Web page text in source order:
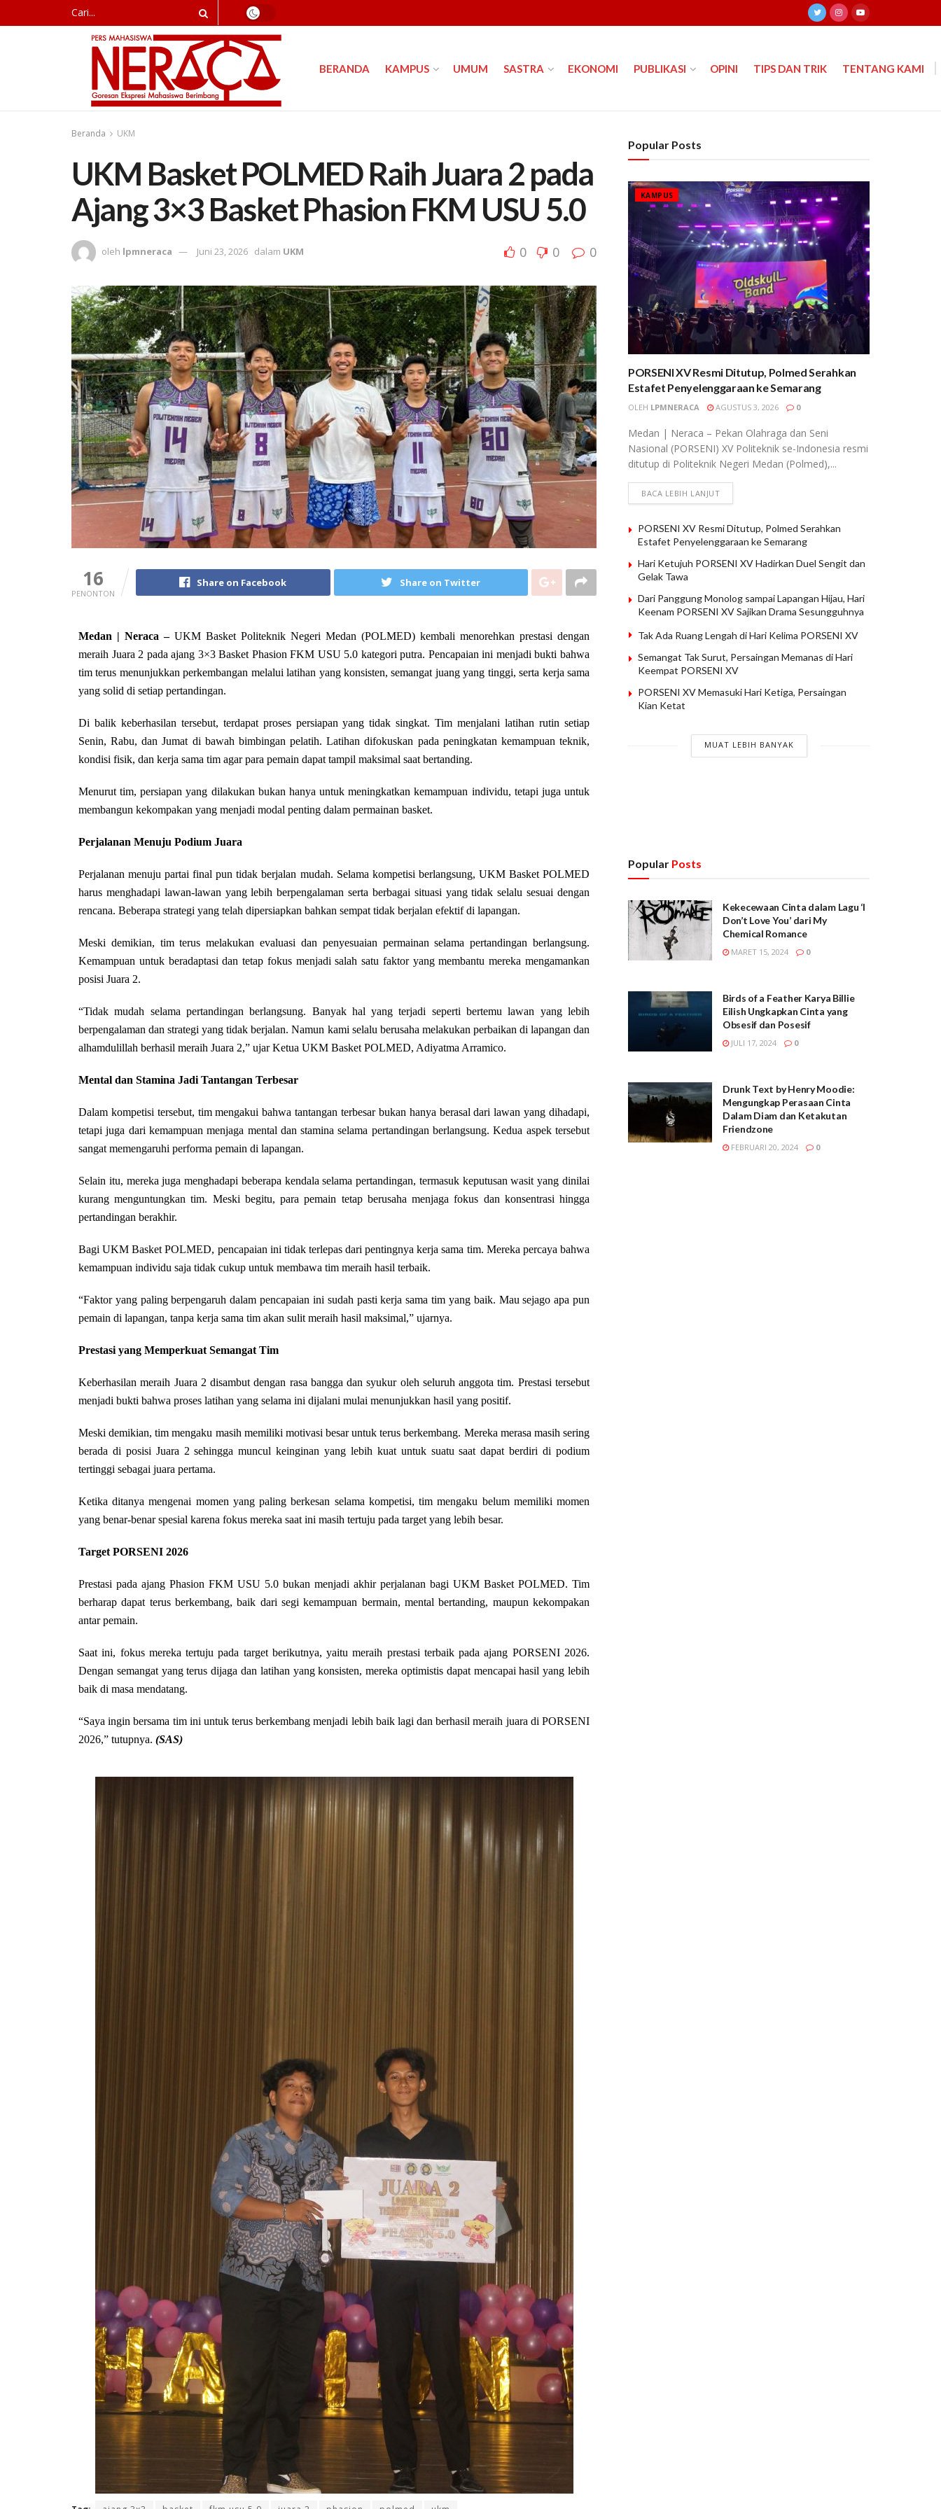
BERANDA KAMPUS UMUM SASTRA EKONOMI PUBLIKASI OPINI TIPS DAN TRIK TENTANG KAMI
Beranda UKM
UKM Basket POLMED Raih Juara 2 pada
Ajang 3×3 Basket Phasion FKM USU 5.0
oleh lpmneraca Juni 23, 2026 dalam UKM 0 0 0
16
PENONTON
Share on Facebook Share on Twitter
Medan | Neraca – UKM Basket Politeknik Negeri Medan (POLMED) kembali menorehkan prestasi dengan
meraih Juara 2 pada ajang 3×3 Basket Phasion FKM USU 5.0 kategori putra. Pencapaian ini menjadi bukti bahwa
tim terus menunjukkan perkembangan melalui latihan yang konsisten, semangat juang yang tinggi, serta kerja sama
yang solid di setiap pertandingan.
Di balik keberhasilan tersebut, terdapat proses persiapan yang tidak singkat. Tim menjalani latihan rutin setiap
Senin, Rabu, dan Jumat di bawah bimbingan pelatih. Latihan difokuskan pada peningkatan kemampuan teknik,
kondisi fisik, dan kerja sama tim agar para pemain dapat tampil maksimal saat bertanding.
Menurut tim, persiapan yang dilakukan bukan hanya untuk meningkatkan kemampuan individu, tetapi juga untuk
membangun kekompakan yang menjadi modal penting dalam permainan basket.
Perjalanan Menuju Podium Juara
Perjalanan menuju partai final pun tidak berjalan mudah. Selama kompetisi berlangsung, UKM Basket POLMED
harus menghadapi lawan-lawan yang lebih berpengalaman serta berbagai situasi yang tidak selalu sesuai dengan
rencana. Beberapa strategi yang telah dipersiapkan bahkan sempat tidak berjalan efektif di lapangan.
Meski demikian, tim terus melakukan evaluasi dan penyesuaian permainan selama pertandingan berlangsung.
Kemampuan untuk beradaptasi dan tetap fokus menjadi salah satu faktor yang membantu mereka mengamankan
posisi Juara 2.
“Tidak mudah selama pertandingan berlangsung. Banyak hal yang terjadi seperti bertemu lawan yang lebih
berpengalaman dan strategi yang tidak berjalan. Namun kami selalu berusaha melakukan perbaikan di lapangan dan
alhamdulillah berhasil meraih Juara 2,” ujar Ketua UKM Basket POLMED, Adiyatma Arramico.
Mental dan Stamina Jadi Tantangan Terbesar
Dalam kompetisi tersebut, tim mengakui bahwa tantangan terbesar bukan hanya berasal dari lawan yang dihadapi,
tetapi juga dari kemampuan menjaga mental dan stamina selama pertandingan berlangsung. Kedua aspek tersebut
sangat memengaruhi performa pemain di lapangan.
Selain itu, mereka juga menghadapi beberapa kendala selama pertandingan, termasuk keputusan wasit yang dinilai
kurang menguntungkan tim. Meski begitu, para pemain tetap berusaha menjaga fokus dan konsentrasi hingga
pertandingan berakhir.
Bagi UKM Basket POLMED, pencapaian ini tidak terlepas dari pentingnya kerja sama tim. Mereka percaya bahwa
kemampuan individu saja tidak cukup untuk membawa tim meraih hasil terbaik.
“Faktor yang paling berpengaruh dalam pencapaian ini sudah pasti kerja sama tim yang baik. Mau sejago apa pun
pemain di lapangan, tanpa kerja sama tim akan sulit meraih hasil maksimal,” ujarnya.
Prestasi yang Memperkuat Semangat Tim
Keberhasilan meraih Juara 2 disambut dengan rasa bangga dan syukur oleh seluruh anggota tim. Prestasi tersebut
menjadi bukti bahwa proses latihan yang selama ini dijalani mulai menunjukkan hasil yang positif.
Meski demikian, tim mengaku masih memiliki motivasi besar untuk terus berkembang. Mereka merasa masih sering
berada di posisi Juara 2 sehingga muncul keinginan yang lebih kuat untuk suatu saat dapat berdiri di podium
tertinggi sebagai juara pertama.
Ketika ditanya mengenai momen yang paling berkesan selama kompetisi, tim mengaku belum memiliki momen
yang benar-benar spesial karena fokus mereka saat ini masih tertuju pada target yang lebih besar.
Target PORSENI 2026
Prestasi pada ajang Phasion FKM USU 5.0 bukan menjadi akhir perjalanan bagi UKM Basket POLMED. Tim
berharap dapat terus berkembang, baik dari segi kemampuan bermain, mental bertanding, maupun kekompakan
antar pemain.
Saat ini, fokus mereka tertuju pada target berikutnya, yaitu meraih prestasi terbaik pada ajang PORSENI 2026.
Dengan semangat yang terus dijaga dan latihan yang konsisten, mereka optimistis dapat mencapai hasil yang lebih
baik di masa mendatang.
“Saya ingin bersama tim ini untuk terus berkembang menjadi lebih baik lagi dan berhasil meraih juara di PORSENI
2026,” tutupnya. (SAS)
Popular Posts
KAMPUS
PORSENI XV Resmi Ditutup, Polmed Serahkan
Estafet Penyelenggaraan ke Semarang
OLEH LPMNERACA AGUSTUS 3, 2026 0
Medan | Neraca – Pekan Olahraga dan Seni
Nasional (PORSENI) XV Politeknik se-Indonesia resmi
ditutup di Politeknik Negeri Medan (Polmed),...
BACA LEBIH LANJUT
PORSENI XV Resmi Ditutup, Polmed Serahkan
Estafet Penyelenggaraan ke Semarang
Hari Ketujuh PORSENI XV Hadirkan Duel Sengit dan
Gelak Tawa
Dari Panggung Monolog sampai Lapangan Hijau, Hari
Keenam PORSENI XV Sajikan Drama Sesungguhnya
Tak Ada Ruang Lengah di Hari Kelima PORSENI XV
Semangat Tak Surut, Persaingan Memanas di Hari
Keempat PORSENI XV
PORSENI XV Memasuki Hari Ketiga, Persaingan
Kian Ketat
MUAT LEBIH BANYAK
Popular Posts
Kekecewaan Cinta dalam Lagu ‘I
Don’t Love You’ dari My
Chemical Romance
MARET 15, 2024 0
Birds of a Feather Karya Billie
Eilish Ungkapkan Cinta yang
Obsesif dan Posesif
JULI 17, 2024 0
Drunk Text by Henry Moodie:
Mengungkap Perasaan Cinta
Dalam Diam dan Ketakutan
Friendzone
FEBRUARI 20, 2024 0